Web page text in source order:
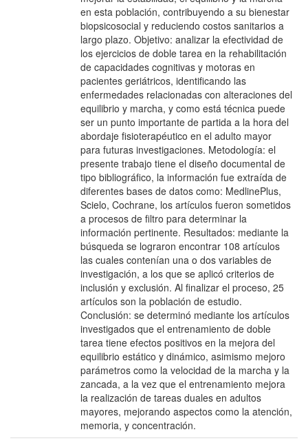
en esta población, contribuyendo a su bienestar
biopsicosocial y reduciendo costos sanitarios a
largo plazo. Objetivo: analizar la efectividad de
los ejercicios de doble tarea en la rehabilitación
de capacidades cognitivas y motoras en
pacientes geriátricos, identificando las
enfermedades relacionadas con alteraciones del
equilibrio y marcha, y como está técnica puede
ser un punto importante de partida a la hora del
abordaje fisioterapéutico en el adulto mayor
para futuras investigaciones. Metodología: el
presente trabajo tiene el diseño documental de
tipo bibliográfico, la información fue extraída de
diferentes bases de datos como: MedlinePlus,
Scielo, Cochrane, los artículos fueron sometidos
a procesos de filtro para determinar la
información pertinente. Resultados: mediante la
búsqueda se lograron encontrar 108 artículos
las cuales contenían una o dos variables de
investigación, a los que se aplicó criterios de
inclusión y exclusión. Al finalizar el proceso, 25
artículos son la población de estudio.
Conclusión: se determinó mediante los artículos
investigados que el entrenamiento de doble
tarea tiene efectos positivos en la mejora del
equilibrio estático y dinámico, asimismo mejoro
parámetros como la velocidad de la marcha y la
zancada, a la vez que el entrenamiento mejora
la realización de tareas duales en adultos
mayores, mejorando aspectos como la atención,
memoria, y concentración.